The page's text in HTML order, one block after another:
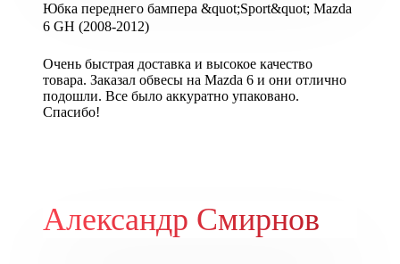
Юбка переднего бампера &quot;Sport&quot; Mazda
6 GH (2008-2012)
Очень быстрая доставка и высокое качество
товара. Заказал обвесы на Mazda 6 и они отлично
подошли. Все было аккуратно упаковано.
Спасибо!
Александр Смирнов